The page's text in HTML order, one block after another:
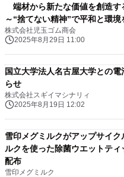
端材から新たな価値を創造
～“捨てない精神”で平和と環境
株式会社児玉ゴム商会
2025年8月29日 11:00
国立大学法人名古屋大学との
らせ
株式会社スギイマシナリィ
2025年8月19日 12:02
雪印メグミルクがアップサイ
ルクを使った除菌ウエットテ
配布
雪印メグミルク